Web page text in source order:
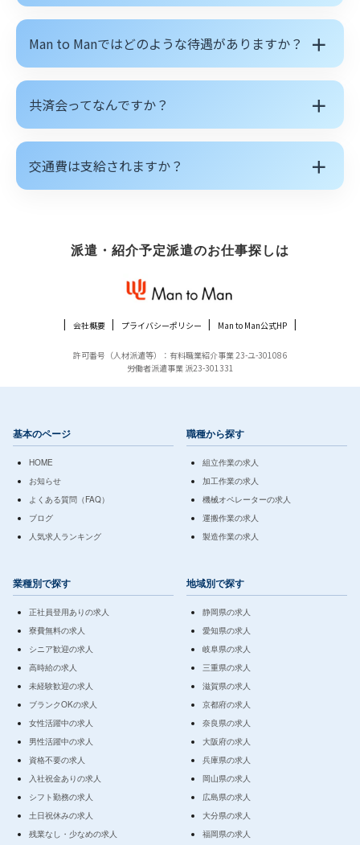
Man to Manではどのような待遇がありますか？ ＋
共済会ってなんですか？ ＋
交通費は支給されますか？ ＋
派遣・紹介予定派遣のお仕事探しは
会社概要 プライバシーポリシー Man to Man公式HP
許可番号（人材派遣等）：有料職業紹介事業 23-ユ-301086
労働者派遣事業 派23-301331
基本のページ
HOME
お知らせ
よくある質問（FAQ）
ブログ
人気求人ランキング
職種から探す
組立作業の求人
加工作業の求人
機械オペレーターの求人
運搬作業の求人
製造作業の求人
業種別で探す
正社員登用ありの求人
寮費無料の求人
シニア歓迎の求人
高時給の求人
未経験歓迎の求人
ブランクOKの求人
女性活躍中の求人
男性活躍中の求人
資格不要の求人
入社祝金ありの求人
シフト勤務の求人
土日祝休みの求人
残業なし・少なめの求人
地域別で探す
静岡県の求人
愛知県の求人
岐阜県の求人
三重県の求人
滋賀県の求人
京都府の求人
奈良県の求人
大阪府の求人
兵庫県の求人
岡山県の求人
広島県の求人
大分県の求人
福岡県の求人